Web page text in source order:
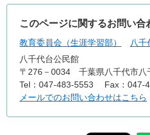
このページに関するお問い合
教育委員会（生涯学習部）
八千
八千代台公民館
〒276－0034 千葉県八千代市八
Tel：047-483-5553
Fax：047-
メールでのお問い合わせはこちら